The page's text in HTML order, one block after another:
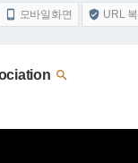
 모바일화면  URL
